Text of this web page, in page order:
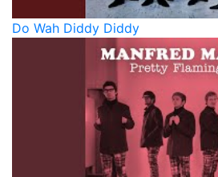
Do Wah Diddy Diddy